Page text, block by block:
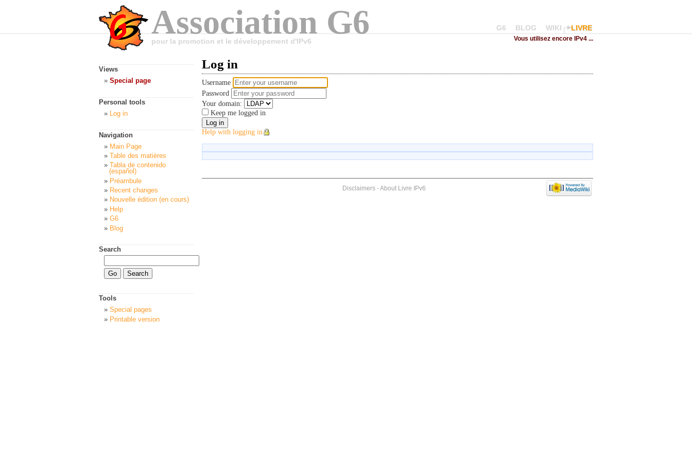
Association G6
pour la promotion et le développement d'IPv6
G6 BLOG WIKI LIVRE
Vous utilisez encore IPv4 ...
Log in
Username
Password
Your domain:
Keep me logged in
Help with logging in
Views
Special page
Personal tools
Log in
Navigation
Main Page
Table des matières
Tabla de contenido
(español)
Préambule
Recent changes
Nouvelle édition (en cours)
Help
G6
Blog
Search
Tools
Special pages
Printable version
Disclaimers-About Livre IPv6